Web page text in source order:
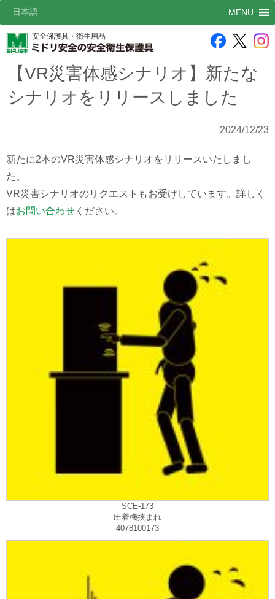
安全保護具・衛生用品
MENU
日本語
【VR災害体感シナリオ】新たな
シナリオをリリースしました
2024/12/23
新たに2本のVR災害体感シナリオをリリースいたしまし
た。
VR災害シナリオのリクエストもお受けしています。詳しく
はお問い合わせ ください。
SCE-173
圧着機挟まれ
4078100173